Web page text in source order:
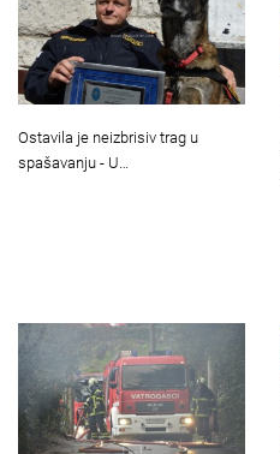
Ostavila je neizbrisiv trag u
spašavanju - U…